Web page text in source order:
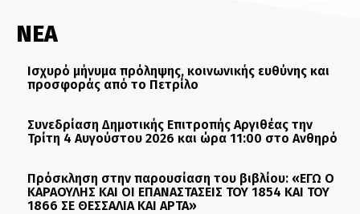
ΝΕΑ
Ισχυρό μήνυμα πρόληψης, κοινωνικής ευθύνης και
προσφοράς από το Πετρίλο
Συνεδρίαση Δημοτικής Επιτροπής Αργιθέας την
Τρίτη 4 Αυγούστου 2026 και ώρα 11:00 στο Ανθηρό
Πρόσκληση στην παρουσίαση του βιβλίου: «ΕΓΩ Ο
ΚΑΡΑΟΥΛΗΣ ΚΑΙ ΟΙ ΕΠΑΝΑΣΤΑΣΕΙΣ ΤΟΥ 1854 ΚΑΙ ΤΟΥ
1866 ΣΕ ΘΕΣΣΑΛΙΑ ΚΑΙ ΑΡΤΑ»